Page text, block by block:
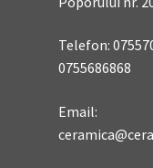
Telefon:
0755686868
Email: